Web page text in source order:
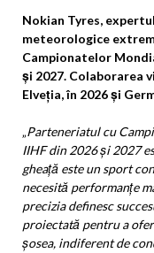
Nokian Tyres,
meteorologice
Campionatelor
și 2027. Colaborarea
Elveția, în 2026 și
„Parteneriatul cu
IIHF din 2026 și 2027
gheață este un sport
necesită performanțe
precizia definesc
proiectată pentru a
șosea, indiferent de